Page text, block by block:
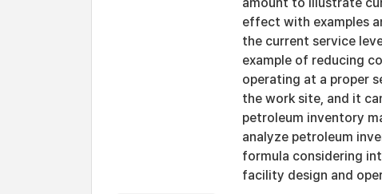
effect with examples
the current service
example of reducing
operating at a proper
the work site, and it
petroleum inventory
analyze petroleum
formula considering
facility design and